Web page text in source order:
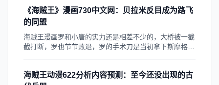
《海贼王》漫画730中文网：贝拉米反目成为路飞
的同盟
海贼王漫画罗和小唐的实力还是相差不少的，大桥被一截
截打断，罗也节节败退，罗的手术刀是当初拿下斯摩格心
海贼王动漫622分析内容预测：至今还没出现的古